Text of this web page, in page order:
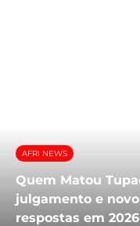
AFRI NEWS
Quem Matou
julgamento e
respostas em 2026